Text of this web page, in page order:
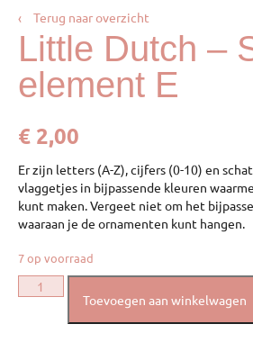
‹ Terug naar overzicht
Little Dutch –
element E
€ 2,00
Er zijn letters (A-Z), cijfers (0-10) en
vlaggetjes in bijpassende kleuren
kunt maken. Vergeet niet om het
waaraan je de ornamenten kunt hangen.
7 op voorraad
Toevoegen aan winkelwagen